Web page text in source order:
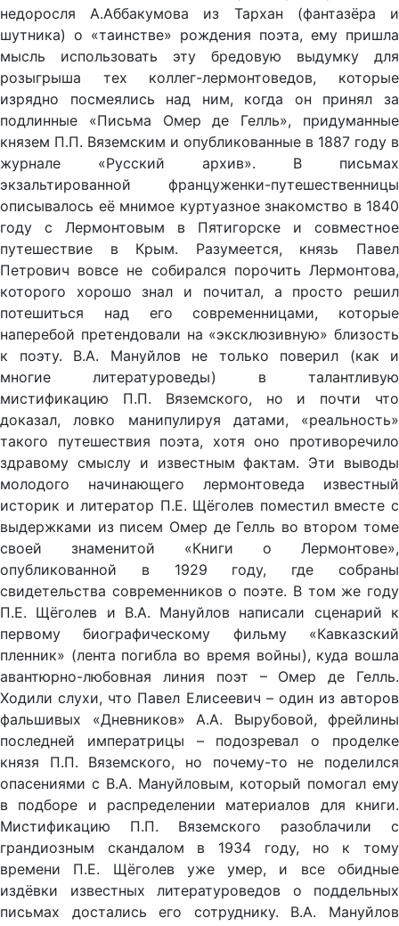
недоросля А.Аббакумова из Тархан (фантазёра и
шутника) о «таинстве» рождения поэта, ему пришла
мысль использовать эту бредовую выдумку для
розыгрыша тех коллег-лермонтоведов, которые
изрядно посмеялись над ним, когда он принял за
подлинные «Письма Омер де Гелль», придуманные
князем П.П. Вяземским и опубликованные в 1887 году в
журнале «Русский архив». В письмах
экзальтированной француженки-путешественницы
описывалось её мнимое куртуазное знакомство в 1840
году с Лермонтовым в Пятигорске и совместное
путешествие в Крым. Разумеется, князь Павел
Петрович вовсе не собирался порочить Лермонтова,
которого хорошо знал и почитал, а просто решил
потешиться над его современницами, которые
наперебой претендовали на «эксклюзивную» близость
к поэту. В.А. Мануйлов не только поверил (как и
многие литературоведы) в талантливую
мистификацию П.П. Вяземского, но и почти что
доказал, ловко манипулируя датами, «реальность»
такого путешествия поэта, хотя оно противоречило
здравому смыслу и известным фактам. Эти выводы
молодого начинающего лермонтоведа известный
историк и литератор П.Е. Щёголев поместил вместе с
выдержками из писем Омер де Гелль во втором томе
своей знаменитой «Книги о Лермонтове»,
опубликованной в 1929 году, где собраны
свидетельства современников о поэте. В том же году
П.Е. Щёголев и В.А. Мануйлов написали сценарий к
первому биографическому фильму «Кавказский
пленник» (лента погибла во время войны), куда вошла
авантюрно-любовная линия поэт – Омер де Гелль.
Ходили слухи, что Павел Елисеевич – один из авторов
фальшивых «Дневников» А.А. Вырубовой, фрейлины
последней императрицы – подозревал о проделке
князя П.П. Вяземского, но почему-то не поделился
опасениями с В.А. Мануйловым, который помогал ему
в подборе и распределении материалов для книги.
Мистификацию П.П. Вяземского разоблачили с
грандиозным скандалом в 1934 году, но к тому
времени П.Е. Щёголев уже умер, и все обидные
издёвки известных литературоведов о поддельных
письмах достались его сотруднику. В.А. Мануйлов